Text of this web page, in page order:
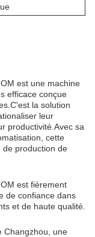
est une machine
efficace conçue
la solution
leur
productivité.Avec sa
cette
de production de
est fièrement
de confiance dans
et de haute qualité.
Changzhou, une